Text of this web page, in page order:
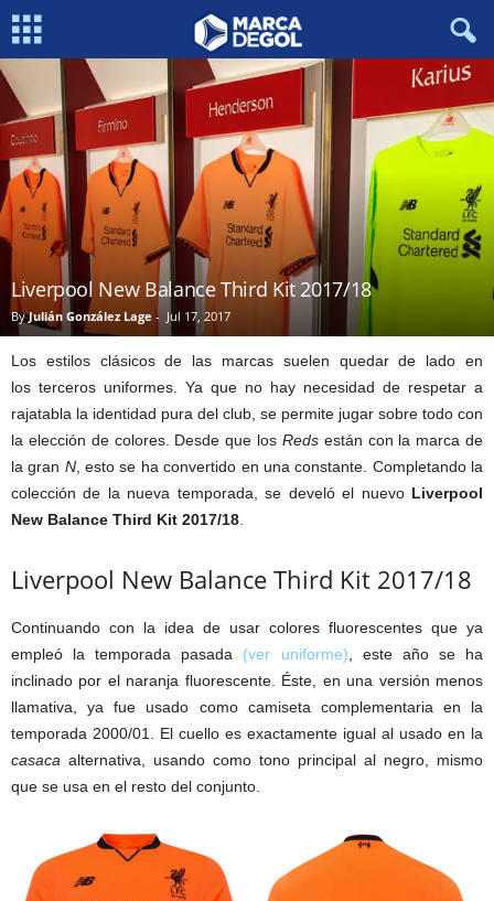
Liverpool New Balance Third Kit 2017/18
By Julián González Lage - Jul 17, 2017
Los estilos clásicos de las marcas suelen quedar de lado en
los terceros uniformes. Ya que no hay necesidad de respetar a
rajatabla la identidad pura del club, se permite jugar sobre todo con
la elección de colores. Desde que los Redsestán con la marca de
la gran N, esto se ha convertido en una constante. Completando la
colección de la nueva temporada, se develó el nuevo Liverpool
New Balance Third Kit 2017/18
Liverpool New Balance Third Kit 2017/18
Continuando con la idea de usar colores fluorescentes que ya
empleó la temporada pasada (ver uniforme) , este año se ha
inclinado por el naranja fluorescente. Éste, en una versión menos
llamativa, ya fue usado como camiseta complementaria en la
temporada 2000/01. El cuello es exactamente igual al usado en la
casaca alternativa, usando como tono principal al negro, mismo
que se usa en el resto del conjunto.